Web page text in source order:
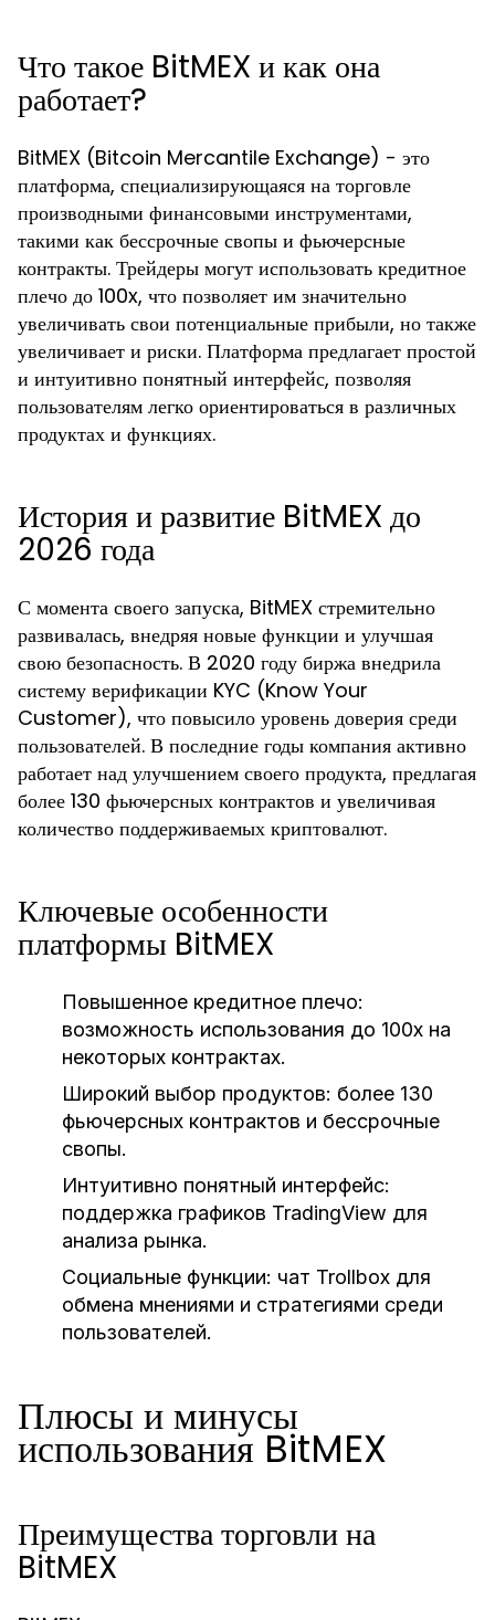
Что такое BitMEX и как она
работает?
BitMEX (Bitcoin Mercantile Exchange) - это
платформа, специализирующаяся на торговле
производными финансовыми инструментами,
такими как бессрочные свопы и фьючерсные
контракты. Трейдеры могут использовать кредитное
плечо до 100x, что позволяет им значительно
увеличивать свои потенциальные прибыли, но также
увеличивает и риски. Платформа предлагает простой
и интуитивно понятный интерфейс, позволяя
пользователям легко ориентироваться в различных
продуктах и функциях.
История и развитие BitMEX до
2026 года
С момента своего запуска, BitMEX стремительно
развивалась, внедряя новые функции и улучшая
свою безопасность. В 2020 году биржа внедрила
систему верификации KYC (Know Your
Customer), что повысило уровень доверия среди
пользователей. В последние годы компания активно
работает над улучшением своего продукта, предлагая
более 130 фьючерсных контрактов и увеличивая
количество поддерживаемых криптовалют.
Ключевые особенности
платформы BitMEX
Повышенное кредитное плечо:
возможность использования до 100x на
некоторых контрактах.
Широкий выбор продуктов: более 130
фьючерсных контрактов и бессрочные
свопы.
Интуитивно понятный интерфейс:
поддержка графиков TradingView для
анализа рынка.
Социальные функции: чат Trollbox для
обмена мнениями и стратегиями среди
пользователей.
Плюсы и минусы
использования BitMEX
Преимущества торговли на
BitMEX